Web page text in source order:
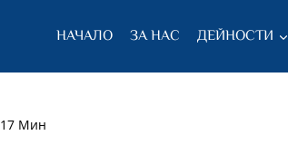
НАЧАЛО ЗА НАС ДЕЙНОСТИ
17 Мин